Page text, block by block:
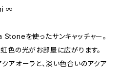
∞
を使ったサンキャッチャー。
色の光がお部屋に広がります。
アオーラと、淡い色合いのアクア